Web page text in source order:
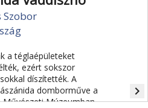
Szobor
a téglaépületeket
ezért sokszor
díszítették. A
domborműve a
Művészeti Múzeumban
navigate_next